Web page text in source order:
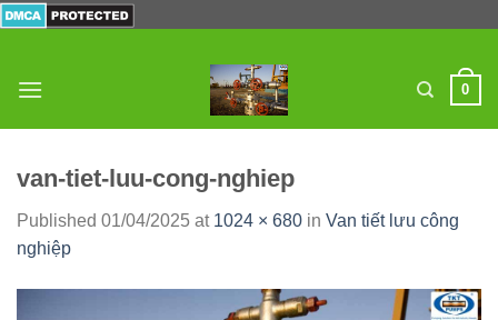
0
van-tiet-luu-cong-nghiep
Published 01/04/2025 at 1024 × 680 in Van tiết lưu công
nghiệp